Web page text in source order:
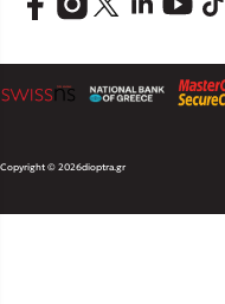
Copyright © 2026dioptra.gr